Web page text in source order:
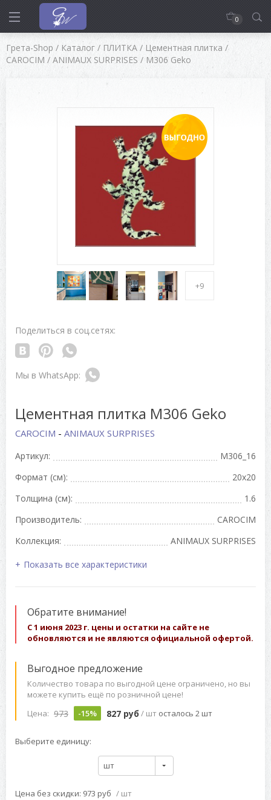
0
Грета-Shop / Каталог / ПЛИТКА / Цементная плитка /
CAROCIM / ANIMAUX SURPRISES / M306 Geko
+9
Поделиться в соц.сетях:
Цементная плитка M306 Geko
CAROCIM - ANIMAUX SURPRISES
Артикул:
M306_16
Формат (см):
20x20
Толщина (см):
1.6
Производитель:
CAROCIM
Коллекция:
ANIMAUX SURPRISES
Показать все характеристики
Обратите внимание!
С 1 июня 2023 г. цены и остатки на сайте не
обновляются и не являются официальной офертой.
Выгодное предложение
Количество товара по выгодной цене ограничено, но вы
можете купить ещё по розничной цене!
Цена: 973 -15% 827 руб / шт осталось 2 шт
Выберите единицу:
шт
Цена без скидки: 973 руб / шт